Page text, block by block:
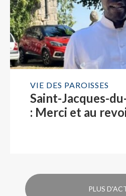
VIE DES PAROISSES
Saint-Jacques-
: Merci et au
PLUS